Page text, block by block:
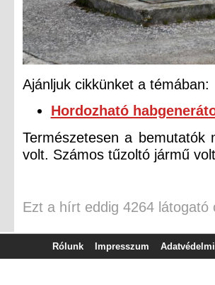
Ajánljuk cikkünket a témában:
Hordozható
Természetesen a bemutatók
volt. Számos tűzoltó jármű
Ezt a hírt eddig 4264 látogató
Rólunk Impresszum